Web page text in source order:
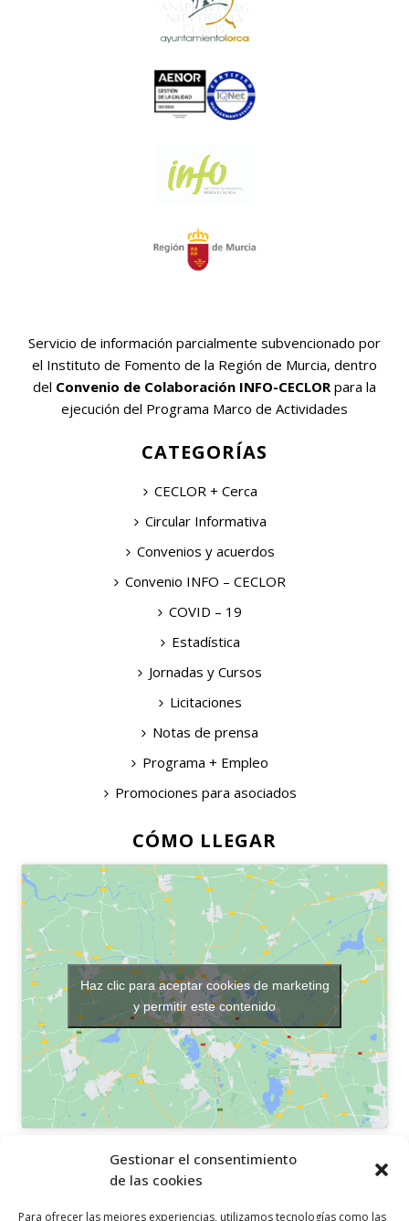
Gestionar el consentimiento
de las cookies
Para ofrecer las mejores experiencias, utilizamos tecnologías como las
Servicio de información parcialmente subvencionado por
el Instituto de Fomento de la Región de Murcia, dentro
del Convenio de Colaboración INFO-CECLOR para la
ejecución del Programa Marco de Actividades
CATEGORÍAS
CECLOR + Cerca
Circular Informativa
Convenios y acuerdos
Convenio INFO – CECLOR
COVID – 19
Estadística
Jornadas y Cursos
Licitaciones
Notas de prensa
Programa + Empleo
Promociones para asociados
CÓMO LLEGAR
Haz clic para aceptar cookies de marketing
y permitir este contenido
OTROS ENLACES